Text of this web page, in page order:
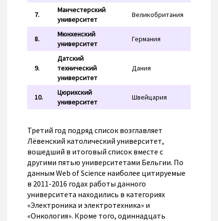
7.
Манчестерский
университет
Великобритания
8.
Мюнхенский
университет
Германия
9.
Датский
технический
университет
Дания
10.
Цюрихский
университет
Швейцария
Третий год подряд список возглавляет
Лёвенский католический университет,
вошедший в итоговый список вместе с
другими пятью университетами Бельгии. По
данным Web of Science наиболее цитируемые
в 2011-2016 годах работы данного
университета находились в категориях
«Электроника и электротехника» и
«Онкология». Кроме того, одиннадцать